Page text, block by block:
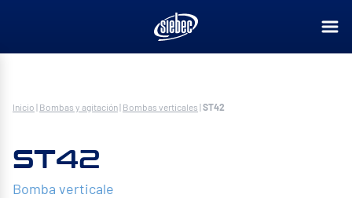
Inicio | Bombas y agitación| Bombas verticales |ST42
ST42
Bomba verticale